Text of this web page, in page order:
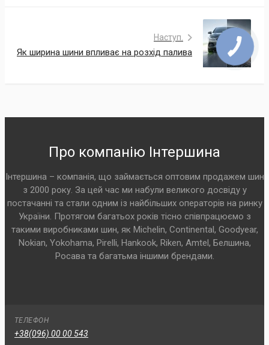
Наступ.
Як ширина шини впливає на розхід палива
Про компанію Інтершина
Інтершина – компанія, що займається оптовим продажем шин
з 2000 року. За цей час ми набули великого досвіду у
постачанні та стали одним із найбільших операторів на ринку
України. Протягом багатьох років тісно співпрацюємо з
такими виробниками шин, як Michelin, Continental, Goodyear,
Nokian, Yokohama, Pirelli, Hankook, Riken, Amtel, Белшина,
Росава та багатьма іншими брендами.
ТЕЛЕФОН
+38(096) 00 00 543